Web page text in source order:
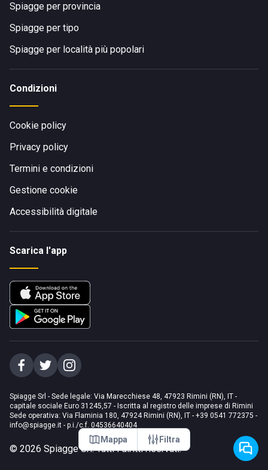
Mappa Filtra
Spiagge per provincia
Spiagge per tipo
Spiagge per località più popolari
Condizioni
Cookie policy
Privacy policy
Termini e condizioni
Gestione cookie
Accessibilità digitale
Scarica l'app
Spiagge Srl - Sede legale: Via Marecchiese 48, 47923 Rimini (RN), IT -
capitale sociale Euro 31245,57 - Iscritta al registro delle imprese di Rimini
Sede operativa: Via Flaminia 180, 47924 Rimini (RN), IT - +39 0541 772375 -
info@spiagge.it - p.i./c.f. 04536640404
© 2026 Spiagge Srl. Tutti i diritti riservati.